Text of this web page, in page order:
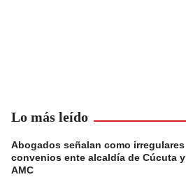
Lo más leído
Abogados señalan como irregulares
convenios ente alcaldía de Cúcuta y
AMC